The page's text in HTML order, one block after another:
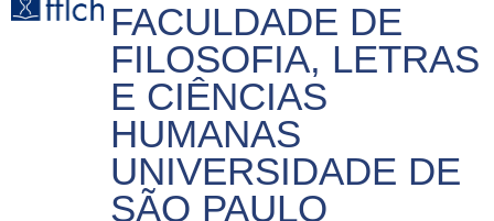
FACULDADE DE
FILOSOFIA, LETRAS
E CIÊNCIAS
HUMANAS
UNIVERSIDADE DE
SÃO PAULO